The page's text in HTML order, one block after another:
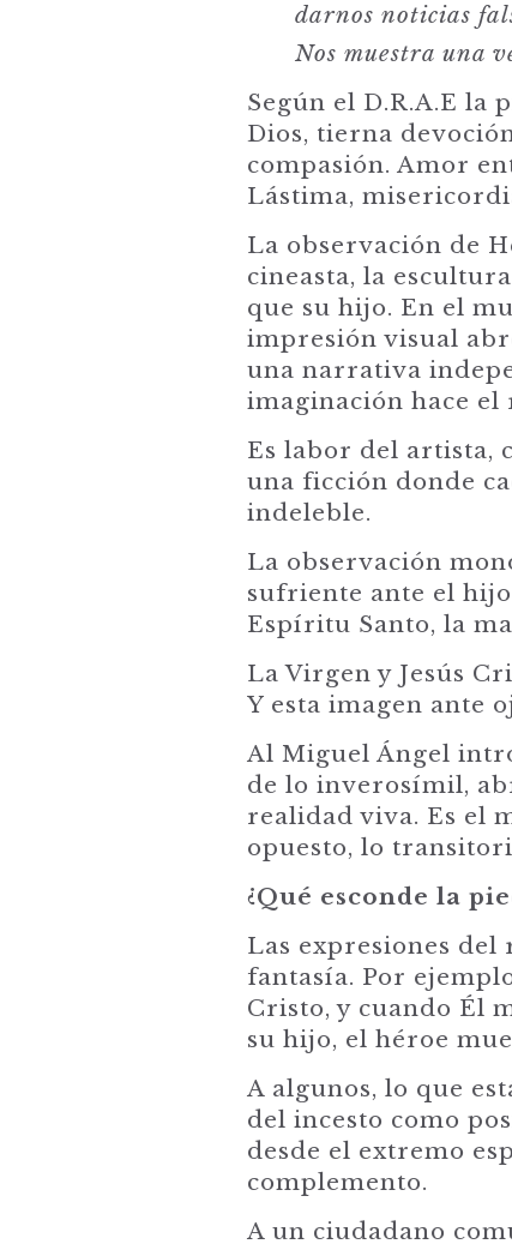
darnos noticias
Nos muestra una
Según el D.R.A.E la
Dios, tierna
compasión. Amor
Lástima,
La observación de
cineasta, la
que su hijo. En el
impresión visual
una narrativa
imaginación hace el
Es labor del artista,
una ficción donde
indeleble.
La observación
sufriente ante el
Espíritu Santo, la
La Virgen y Jesús
Y esta imagen ante
Al Miguel Ángel
de lo inverosímil,
realidad viva. Es el
opuesto, lo
¿Qué esconde la
Las expresiones
fantasía. Por
Cristo, y cuando Él
su hijo, el héroe
A algunos, lo que
del incesto como
desde el extremo
complemento.
A un ciudadano